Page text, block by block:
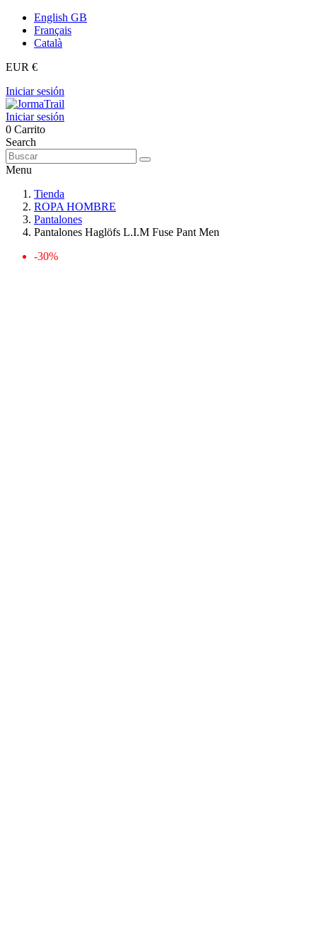
English GB
Français
Català
EUR €
Iniciar sesión
Iniciar sesión
0 Carrito
Search
Menu
Tienda
ROPA HOMBRE
Pantalones
Pantalones Haglöfs L.I.M Fuse Pant Men
-30%